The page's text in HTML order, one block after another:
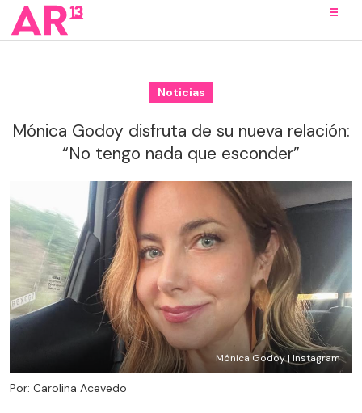
Noticias
Mónica Godoy disfruta de su nueva relación:
“No tengo nada que esconder”
Mónica Godoy | Instagram
Por: Carolina Acevedo